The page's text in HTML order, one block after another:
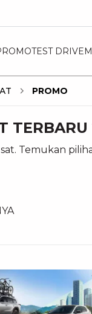
TEST DRIVE
PROMO
Temukan